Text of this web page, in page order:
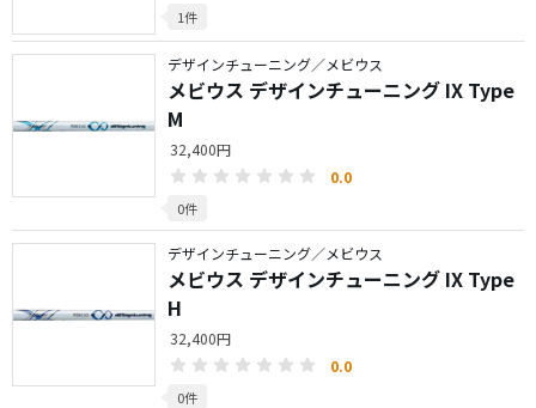
1件
デザインチューニング／メビウス
メビウス デザインチューニング IX Type
M
32,400円
0.0
0件
デザインチューニング／メビウス
メビウス デザインチューニング IX Type
H
32,400円
0.0
0件